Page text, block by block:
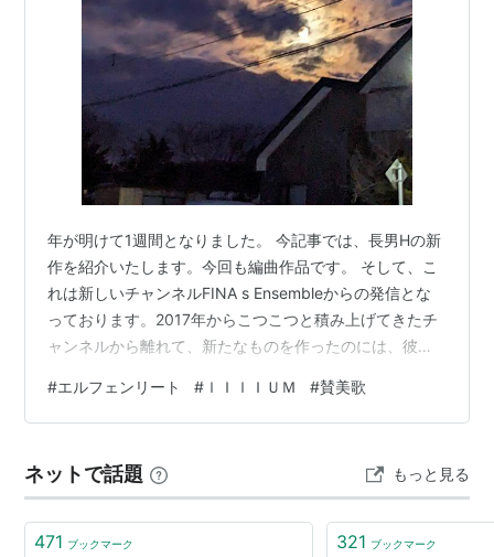
施設に隔離、研究されている。
ある日、偶発的な事故によってディクロニウス
の少女ルーシーは拘束を破り、警備員らを殺戮
し、研究所を逃げ出す。その途中、過去の記憶を
なくし、鎌倉・由比が浜に流れ着いたルーシーは
コウタとユカに出会う。彼らに「にゅう」と名づ
けられ、コウタの住む楓荘に居候することにな
る。
しかし、殺人鬼のルーシーと幼児化したにゅうが
多重人格のように現れ、ユウタとユカは戸惑って
しまう。そんな２人の間にすれ違いが生じてく
スタッフ
原作：岡本倫
（集英社 週刊ヤングジャンプ連載）
監督：神戸守
年が明けて1週間となりました。 今記事では、長男Hの新
作を紹介いたします。今回も編曲作品です。 そして、こ
れは新しいチャンネルFINA s Ensembleからの発信とな
っております。2017年からこつこつと積み上げてきたチ
ャンネルから離れて、新たなものを作ったのには、彼な
それを私がここで正しく明瞭に伝えることが難しいため
割愛させていただきます。これまでのチャンネルはどう
いで発信したあの作品。 苦しい時期に生み出されたあの
作品。 全て終わりにすると決めた時、最後の記念にと自
作曲を！とアップし…
#エルフェンリート # ｌＩｌＩＵＭ #賛美歌
ネットで話題 もっと見る
471 ブックマーク 321 ブックマーク